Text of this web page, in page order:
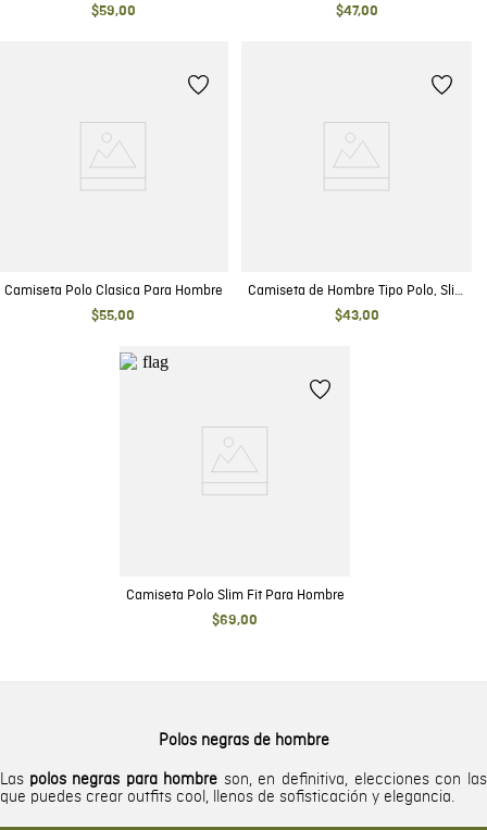
$59,00 $47,00
Camiseta Polo Clasica Para Hombre
$55,00
Camiseta de Hombre Tipo Polo, Slim
Fit Manga Corta - Detalles en
Contraste
$43,00
Camiseta Polo Slim Fit Para Hombre
$69,00
Polos negras de hombre
Las polos negras para hombre son, en definitiva, elecciones con las
que puedes crear outfits cool, llenos de sofisticación y elegancia.